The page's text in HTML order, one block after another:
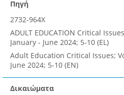
Πηγή
2732-964X
ADULT EDUCATION Critical
January - June 2024; 5-10 (EL)
Adult Education Critical Issues;
June 2024; 5-10 (EN)
Δικαιώματα